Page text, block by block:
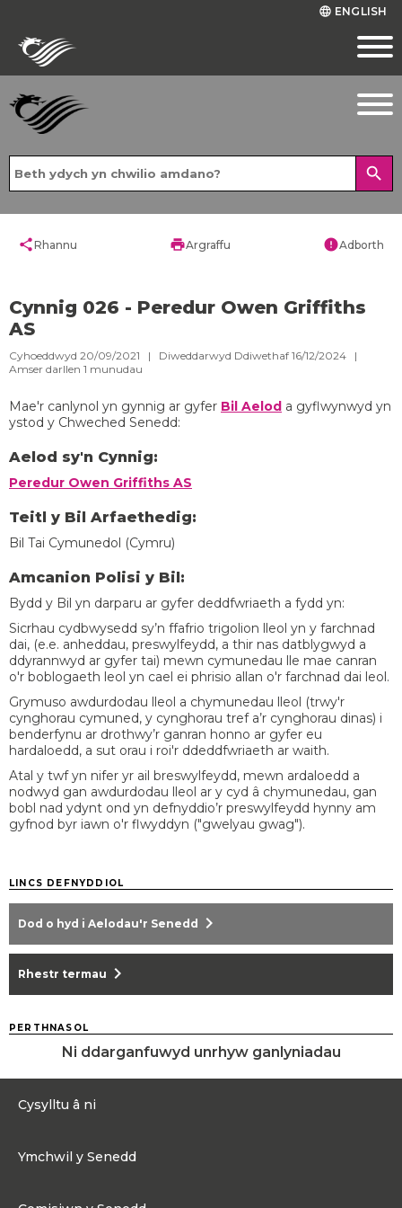
language ENGLISH
search
shareRhannu printArgraffu errorAdborth
Cynnig 026 - Peredur Owen Griffiths
AS
Cyhoeddwyd 20/09/2021 | Diweddarwyd Ddiwethaf 16/12/2024 |
Amser darllen 1 munudau
Mae'r canlynol yn gynnig ar gyfer Bil Aelod a gyflwynwyd yn
ystod y Chweched Senedd:
Aelod sy'n Cynnig:
Peredur Owen Griffiths AS
Teitl y Bil Arfaethedig:
Bil Tai Cymunedol (Cymru)
Amcanion Polisi y Bil:
Bydd y Bil yn darparu ar gyfer deddfwriaeth a fydd yn:
Sicrhau cydbwysedd sy’n ffafrio trigolion lleol yn y farchnad
dai, (e.e. anheddau, preswylfeydd, a thir nas datblygwyd a
ddyrannwyd ar gyfer tai) mewn cymunedau lle mae canran
o'r boblogaeth leol yn cael ei phrisio allan o'r farchnad dai leol.
Grymuso awdurdodau lleol a chymunedau lleol (trwy'r
cynghorau cymuned, y cynghorau tref a’r cynghorau dinas) i
benderfynu ar drothwy’r ganran honno ar gyfer eu
hardaloedd, a sut orau i roi'r ddeddfwriaeth ar waith.
Atal y twf yn nifer yr ail breswylfeydd, mewn ardaloedd a
nodwyd gan awdurdodau lleol ar y cyd â chymunedau, gan
bobl nad ydynt ond yn defnyddio’r preswylfeydd hynny am
gyfnod byr iawn o'r flwyddyn ("gwelyau gwag").
LINCS DEFNYDDIOL
Dod o hyd i Aelodau'r Senedd chevron_right
Rhestr termau chevron_right
PERTHNASOL
Ni ddarganfuwyd unrhyw ganlyniadau
Cysylltu â ni
Cysylltu â ni
Ymchwil y Senedd